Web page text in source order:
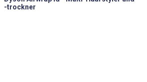
-trockner